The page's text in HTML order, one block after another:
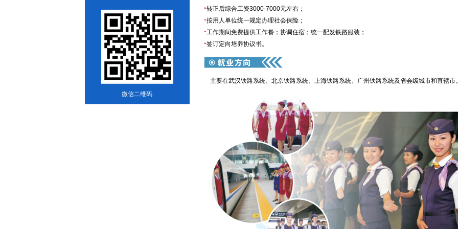
微信二维码
·转正后综合工资3000-7000元左右；
·按用人单位统一规定办理社会保险；
·工作期间免费提供工作餐；协调住宿；统一配发铁路服装；
·签订定向培养协议书。
主要在武汉铁路系统、北京铁路系统、上海铁路系统、广州铁路系统及省会级城市和直辖市